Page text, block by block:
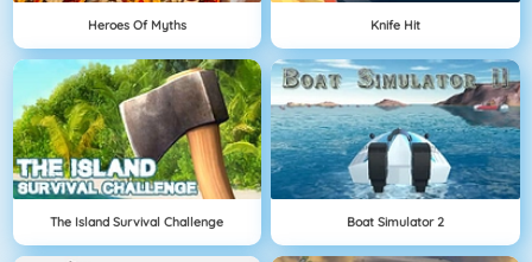
Heroes Of Myths Knife Hit
The Island Survival Challenge Boat Simulator 2